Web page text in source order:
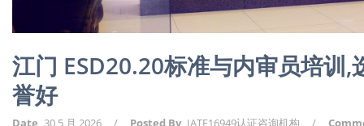
江门 ESD20.20标准与内审员培训
誉好